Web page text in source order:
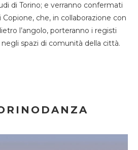
di Torino; e verranno confermati
che, in collaborazione con
l’angolo, porteranno i registi
spazi di comunità della città.